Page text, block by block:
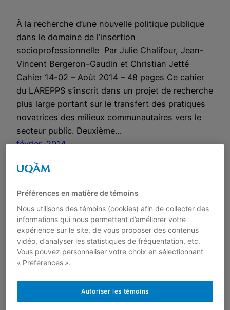
À la recherche d’une nouvelle politique publique
dans le domaine de l’insertion
socioprofessionnelle Par Julie Chalifour, Jean-
Vincent Bergeron-Gaudin et Christian Jetté
Cahier 14-02 – Août 2014 – 48 pages Ce cahier
du LAREPPS s’inscrit dans un projet de recherche
plus large portant sur le transfert des pratiques
novatrices des milieux communautaires vers le
secteur public. Deuxième…
février, 2014
Évaluation de
l’initiative De la
racine au sommet :
insertion sociale et professionnelle de jeunes
montréalais éloignés du marché du travail, une
Préférences en matière de témoins
Nous utilisons des témoins (cookies) afin de collecter des
informations qui nous permettent d’améliorer votre
expérience sur le site, de vous proposer des contenus
vidéo, d’analyser les statistiques de fréquentation, etc.
Vous pouvez personnaliser votre choix en sélectionnant
« Préférences ».
Autoriser les témoins